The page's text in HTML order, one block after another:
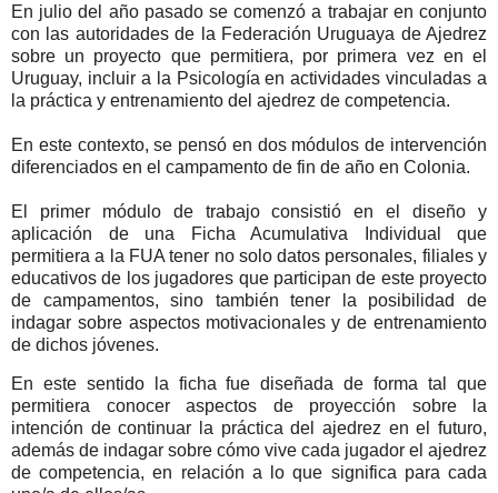
En julio del año pasado se comenzó a trabajar en conjunto
con las autoridades de la Federación Uruguaya de Ajedrez
sobre un proyecto que permitiera, por primera vez en el
Uruguay, incluir a la Psicología en actividades vinculadas a
la práctica y entrenamiento del ajedrez de competencia.
En este contexto, se pensó en dos módulos de intervención
diferenciados en el campamento de fin de año en Colonia.
El primer módulo de trabajo consistió en el diseño y
aplicación de una Ficha Acumulativa Individual que
permitiera a la FUA tener no solo datos personales, filiales y
educativos de los jugadores que participan de este proyecto
de campamentos, sino también tener la posibilidad de
indagar sobre aspectos motivacionales y de entrenamiento
de dichos jóvenes.
En este sentido la ficha fue diseñada de forma tal que
permitiera conocer aspectos de proyección sobre la
intención de continuar la práctica del ajedrez en el futuro,
además de indagar sobre cómo vive cada jugador el ajedrez
de competencia, en relación a lo que significa para cada